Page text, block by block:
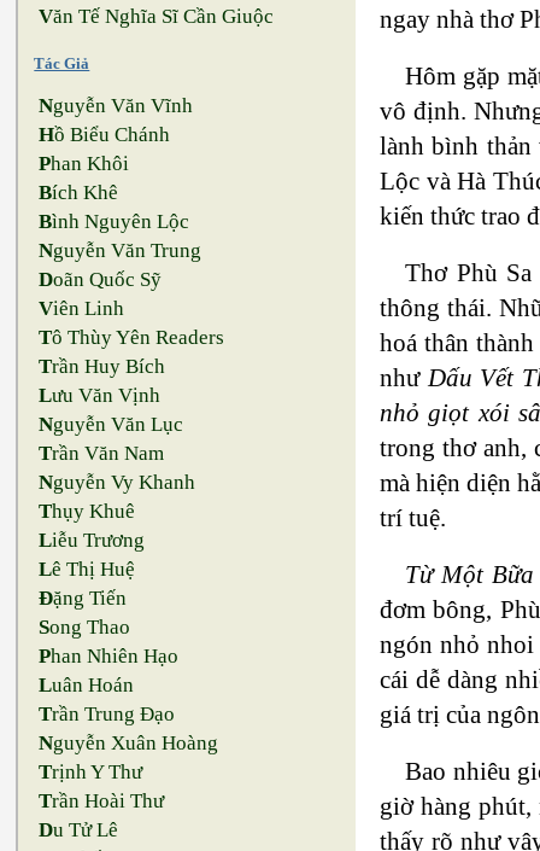
Văn Tế Nghĩa Sĩ Cần Giuộc
Tác Giả
Nguyễn Văn Vĩnh
Hồ Biểu Chánh
Phan Khôi
Bích Khê
Bình Nguyên Lộc
Nguyễn Văn Trung
Doãn Quốc Sỹ
Viên Linh
Tô Thùy Yên Readers
Trần Huy Bích
Lưu Văn Vịnh
Nguyễn Văn Lục
Trần Văn Nam
Nguyễn Vy Khanh
Thụy Khuê
Liễu Trương
Lê Thị Huệ
Đặng Tiến
Song Thao
Phan Nhiên Hạo
Luân Hoán
Trần Trung Đạo
Nguyễn Xuân Hoàng
Trịnh Y Thư
Trần Hoài Thư
Du Tử Lê
ngay nhà thơ
Hôm gặp
vô định.
lành bình thản
Lộc và Hà
kiến thức trao
Thơ Phù
thông thái.
hoá thân
như Dấu Vết
nhỏ giọt xói
trong thơ anh,
mà hiện diện
trí tuệ.
Từ Một Bữa
đơm bông,
ngón nhỏ
cái dễ dàng
giá trị của
Bao nhiêu
giờ hàng
thấy rõ như